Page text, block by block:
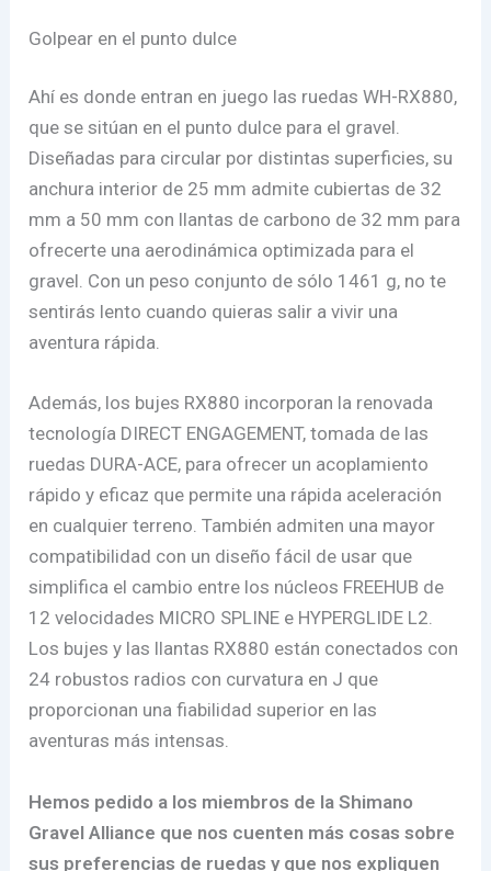
Golpear en el punto dulce
Ahí es donde entran en juego las ruedas WH-RX880,
que se sitúan en el punto dulce para el gravel.
Diseñadas para circular por distintas superficies, su
anchura interior de 25 mm admite cubiertas de 32
mm a 50 mm con llantas de carbono de 32 mm para
ofrecerte una aerodinámica optimizada para el
gravel. Con un peso conjunto de sólo 1461 g, no te
sentirás lento cuando quieras salir a vivir una
aventura rápida.
Además, los bujes RX880 incorporan la renovada
tecnología DIRECT ENGAGEMENT, tomada de las
ruedas DURA-ACE, para ofrecer un acoplamiento
rápido y eficaz que permite una rápida aceleración
en cualquier terreno. También admiten una mayor
compatibilidad con un diseño fácil de usar que
simplifica el cambio entre los núcleos FREEHUB de
12 velocidades MICRO SPLINE e HYPERGLIDE L2.
Los bujes y las llantas RX880 están conectados con
24 robustos radios con curvatura en J que
proporcionan una fiabilidad superior en las
aventuras más intensas.
Hemos pedido a los miembros de la Shimano
Gravel Alliance que nos cuenten más cosas sobre
sus preferencias de ruedas y que nos expliquen